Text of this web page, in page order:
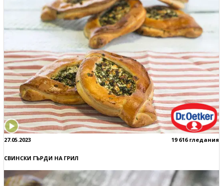
27.05.2023 19 616 гледания
СВИНСКИ ГЪРДИ НА ГРИЛ